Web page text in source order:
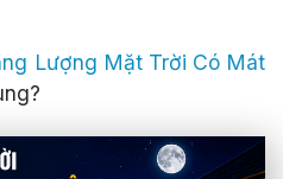
Lượng Mặt Trời Có Mát